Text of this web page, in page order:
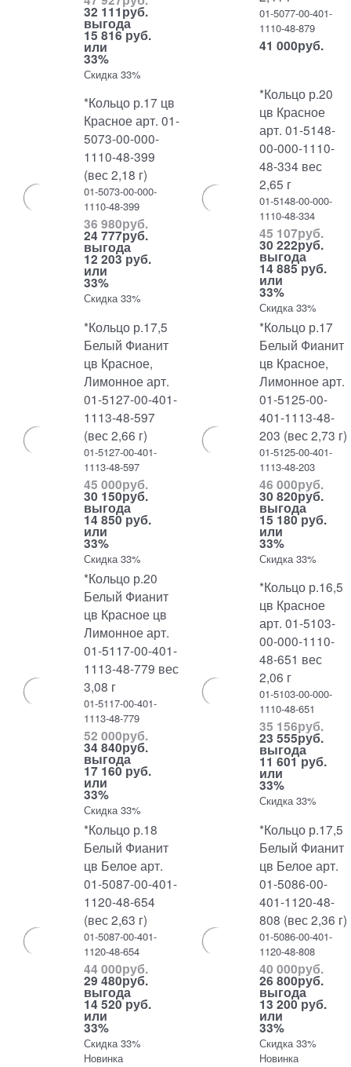
32 111руб.
выгода
15 816 руб.
или
33%
Скидка 33%
01-5077-00-401-
1110-48-879
41 000руб.
*Кольцо р.17 цв
Красное арт. 01-
5073-00-000-
1110-48-399
(вес 2,18 г)
01-5073-00-000-
1110-48-399
36 980руб.
24 777руб.
выгода
12 203 руб.
или
33%
Скидка 33%
*Кольцо р.20
цв Красное
арт. 01-5148-
00-000-1110-
48-334 вес
2,65 г
01-5148-00-000-
1110-48-334
45 107руб.
30 222руб.
выгода
14 885 руб.
или
33%
Скидка 33%
*Кольцо р.17,5
Белый Фианит
цв Красное,
Лимонное арт.
01-5127-00-401-
1113-48-597
(вес 2,66 г)
01-5127-00-401-
1113-48-597
45 000руб.
30 150руб.
выгода
14 850 руб.
или
33%
Скидка 33%
*Кольцо р.17
Белый Фианит
цв Красное,
Лимонное арт.
01-5125-00-
401-1113-48-
203 (вес 2,73 г)
01-5125-00-401-
1113-48-203
46 000руб.
30 820руб.
выгода
15 180 руб.
или
33%
Скидка 33%
*Кольцо р.20
Белый Фианит
цв Красное цв
Лимонное арт.
01-5117-00-401-
1113-48-779 вес
3,08 г
01-5117-00-401-
1113-48-779
52 000руб.
34 840руб.
выгода
17 160 руб.
или
33%
Скидка 33%
*Кольцо р.16,5
цв Красное
арт. 01-5103-
00-000-1110-
48-651 вес
2,06 г
01-5103-00-000-
1110-48-651
35 156руб.
23 555руб.
выгода
11 601 руб.
или
33%
Скидка 33%
*Кольцо р.18
Белый Фианит
цв Белое арт.
01-5087-00-401-
1120-48-654
(вес 2,63 г)
01-5087-00-401-
1120-48-654
44 000руб.
29 480руб.
выгода
14 520 руб.
или
33%
Скидка 33%
Новинка
*Кольцо р.17,5
Белый Фианит
цв Белое арт.
01-5086-00-
401-1120-48-
808 (вес 2,36 г)
01-5086-00-401-
1120-48-808
40 000руб.
26 800руб.
выгода
13 200 руб.
или
33%
Скидка 33%
Новинка